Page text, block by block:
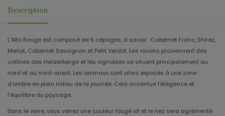
Description
L'Alto Rouge est composé de 5 cépages, à savoir : Cabernet Franc, Shiraz,
Merlot, Cabernet Sauvignon et Petit Verdot. Les raisins proviennent des
collines des Helderberge et les vignobles se situent principalement au
nord et au nord-ouest. Les animaux sont alors exposés à une zone
d'ombre en plein milieu de la journée. Cela accentue l'élégance et
l'équilibre du paysage.
Dans le verre, vous verrez une couleur rouge vif et le nez sera agrémenté